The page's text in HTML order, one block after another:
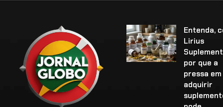
Entenda,
Lirius
por que a
pressa em
adquirir